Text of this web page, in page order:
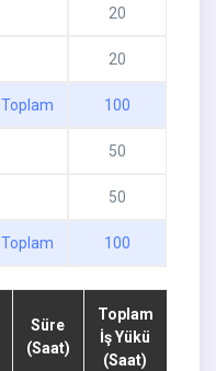
20
20
Toplam 100
50
50
Toplam 100
Süre
(Saat)
Toplam
İş Yükü
(Saat)